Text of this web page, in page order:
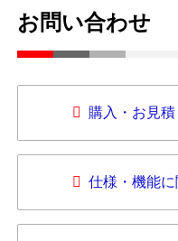
お問い合わせ
購入・お見
仕様・機能